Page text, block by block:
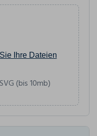
Ihre Dateien
(bis 10mb)